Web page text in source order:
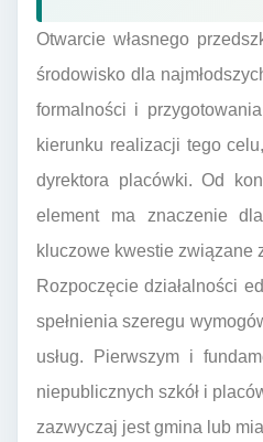
Otwarcie własnego
środowisko dla
formalności i
kierunku realizacji tego
dyrektora placówki. Od
element ma znaczenie
kluczowe kwestie związane
Rozpoczęcie działalności
spełnienia szeregu
usług. Pierwszym i
niepublicznych szkół i
zazwyczaj jest gmina lub